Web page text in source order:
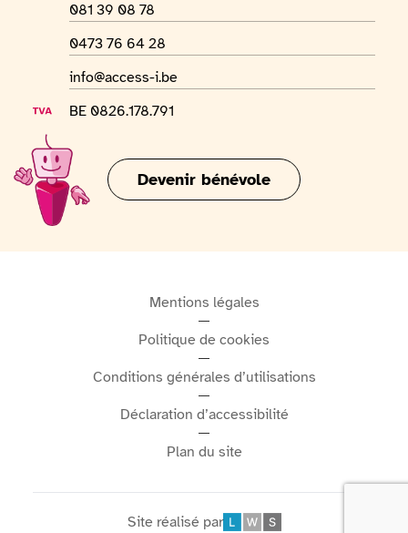
Numéro de téléphone
081 39 08 78
Numéro Whatsapp
0473 76 64 28
Adresse mail
info@access-i.be
Numéro de TVA
BE 0826.178.791
Devenir bénévole
Mentions légales
Politique de cookies
Conditions générales d’utilisations
Déclaration d’accessibilité
Plan du site
Site réalisé par